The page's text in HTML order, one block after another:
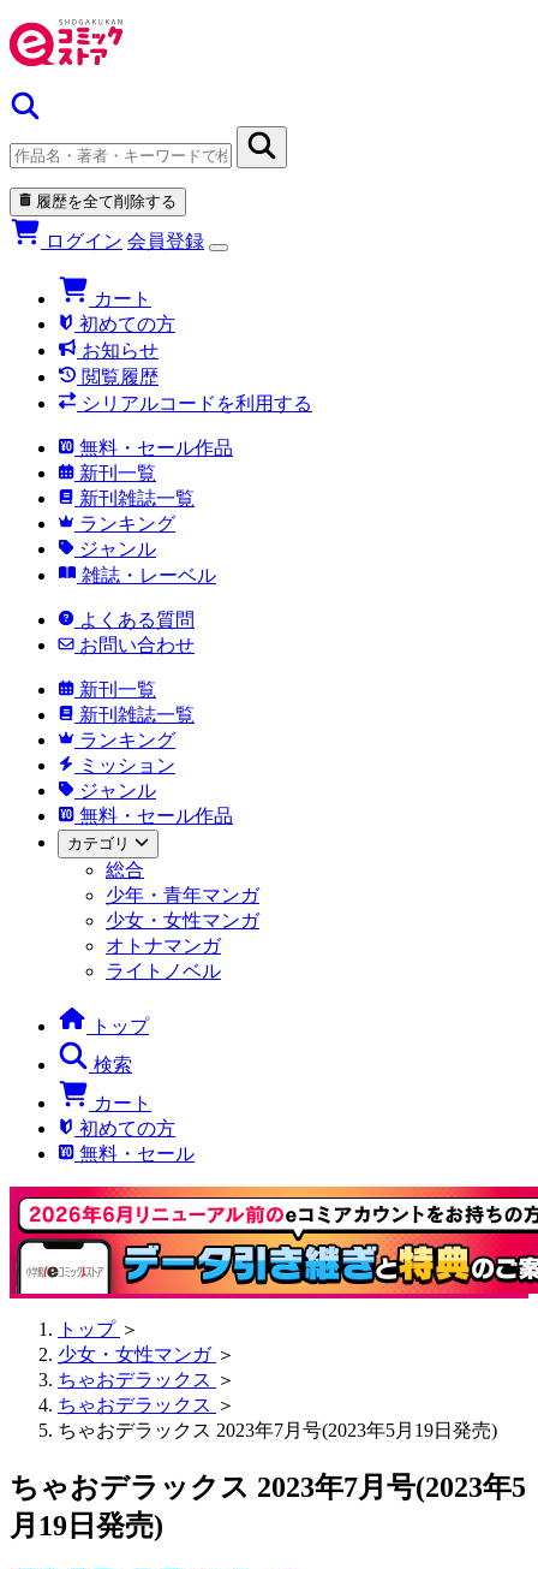
履歴を全て削除する
ログイン 会員登録
カート
初めての方
お知らせ
閲覧履歴
シリアルコードを利用する
無料・セール作品
新刊一覧
新刊雑誌一覧
ランキング
ジャンル
雑誌・レーベル
よくある質問
お問い合わせ
新刊一覧
新刊雑誌一覧
ランキング
ミッション
ジャンル
無料・セール作品
カテゴリ
総合
少年・青年マンガ
少女・女性マンガ
オトナマンガ
ライトノベル
トップ
検索
カート
初めての方
無料・セール
トップ ＞
少女・女性マンガ ＞
ちゃおデラックス ＞
ちゃおデラックス ＞
ちゃおデラックス 2023年7月号(2023年5月19日発売)
ちゃおデラックス 2023年7月号(2023年5
月19日発売)